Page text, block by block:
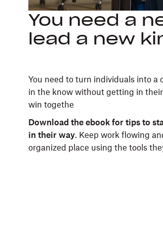
You need a
lead a new
You need to turn individuals into a
in the know without getting in
win togethe
Download the ebook for tips to
in their way. Keep work flowing
organized place using the tools